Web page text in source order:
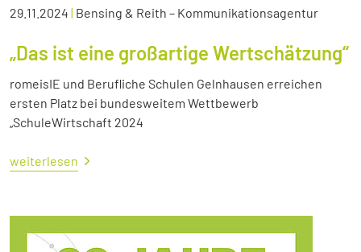
29.11.2024 | Bensing & Reith – Kommunikationsagentur
„Das ist eine großartige Wertschätzung“
romeisIE und Berufliche Schulen Gelnhausen erreichen
ersten Platz bei bundesweitem Wettbewerb
„SchuleWirtschaft 2024
weiterlesen